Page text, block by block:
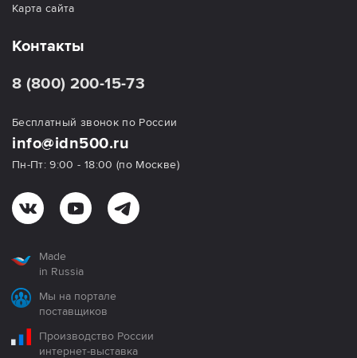
Карта сайта
Контакты
8 (800) 200-15-73
Бесплатный звонок по России
info@idn500.ru
Пн-Пт: 9:00 - 18:00 (по Москве)
Made
in Russia
Мы на портале
поставщиков
Производство России
интернет-выставка